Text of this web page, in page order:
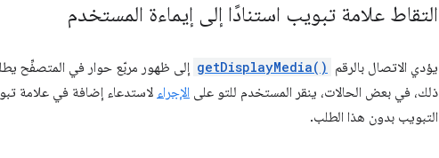
التقاط علامة تبويب استنادًا إلى إيماءة المستخدم
يؤدي الاتصال بالرقم getDisplayMedia() إلى ظهور مربّع حوار في المتصفِّح
ذلك، في بعض الحالات، ينقر المستخدم للتو على الإجراء لاستدعاء إضافة في علامة
التبويب بدون هذا الطلب.